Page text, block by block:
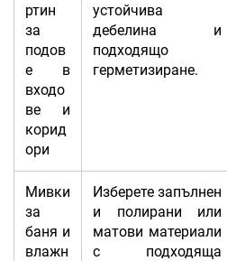
ртин
за
подов
е в
входо
ве и
корид
ори
устойчива
дебелина и
подходящо
герметизиране.
Мивки
за
баня и
влажн
Изберете запълнен
и полирани или
матови материали
с подходяща